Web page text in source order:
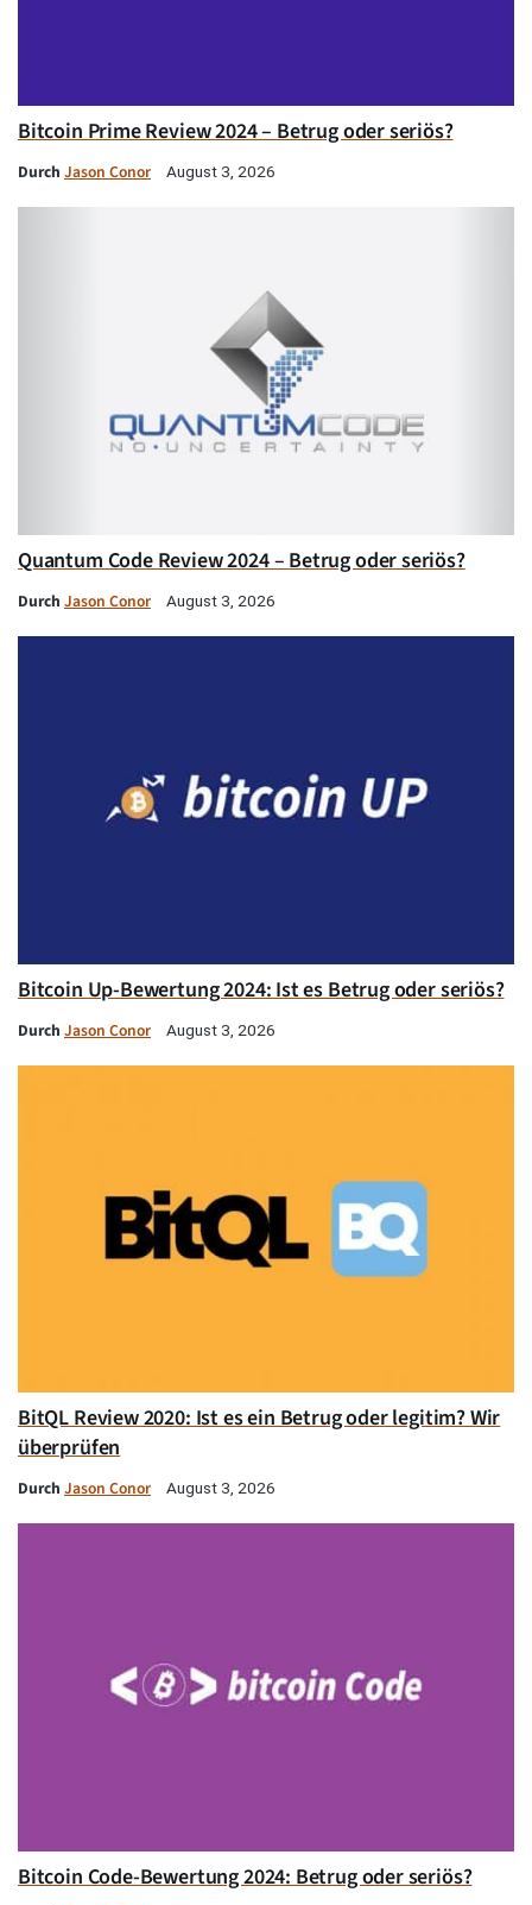
Bitcoin Prime Review 2024 – Betrug oder seriös?
Durch Jason Conor August 3, 2026
Quantum Code Review 2024 – Betrug oder seriös?
Durch Jason Conor August 3, 2026
Bitcoin Up-Bewertung 2024: Ist es Betrug oder seriös?
Durch Jason Conor August 3, 2026
BitQL Review 2020: Ist es ein Betrug oder legitim? Wir
überprüfen
Durch Jason Conor August 3, 2026
Bitcoin Code-Bewertung 2024: Betrug oder seriös?